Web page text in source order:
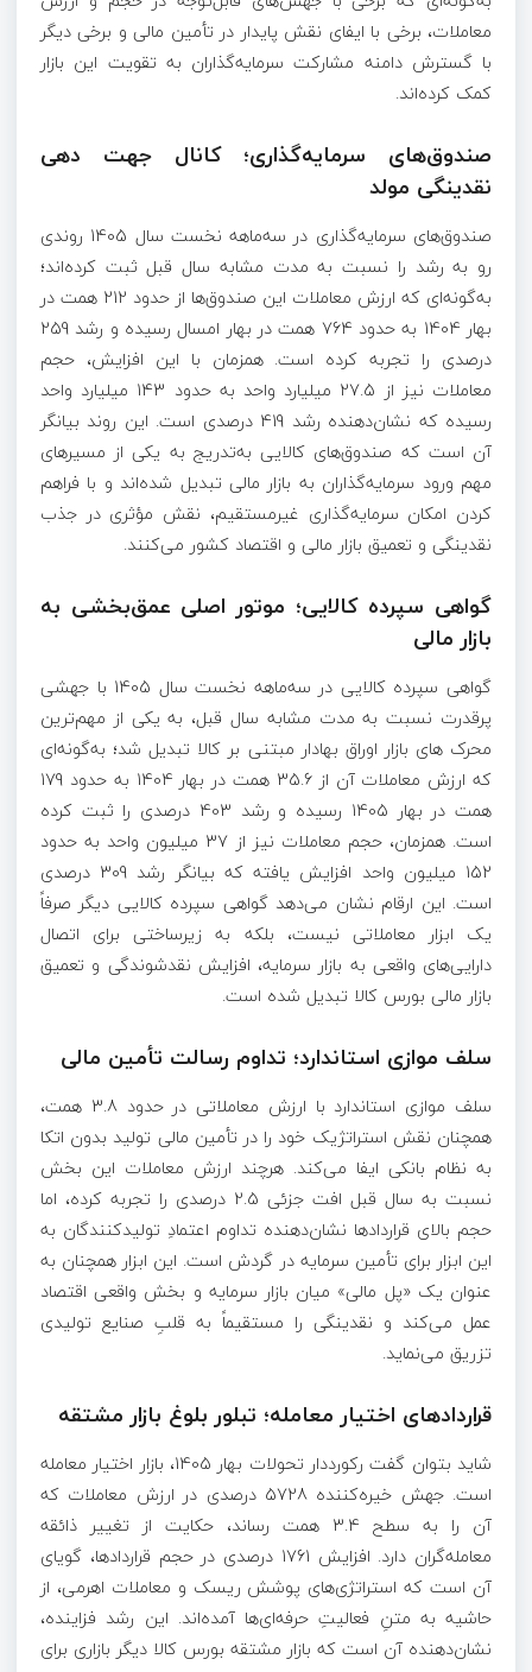
معاملات، برخی با ایفای نقش پایدار در تأمین مالی و برخی دیگر
با گسترش دامنه مشارکت سرمایه‌گذاران به تقویت این بازار
کمک کرده‌اند.
صندوق‌های سرمایه‌گذاری؛ کانال جهت دهی
نقدینگی مولد
صندوق‌های سرمایه‌گذاری در سه‌ماهه نخست سال 1405 روندی
رو به رشد را نسبت به مدت مشابه سال قبل ثبت کرده‌اند؛
به‌گونه‌ای که ارزش معاملات این صندوق‌ها از حدود 212 همت در
بهار 1404 به حدود 764 همت در بهار امسال رسیده و رشد 259
درصدی را تجربه کرده است. همزمان با این افزایش، حجم
معاملات نیز از 27.5 میلیارد واحد به حدود 143 میلیارد واحد
رسیده که نشان‌دهنده رشد 419 درصدی است. این روند بیانگر
آن است که صندوق‌های کالایی به‌تدریج به یکی از مسیرهای
مهم ورود سرمایه‌گذاران به بازار مالی تبدیل شده‌اند و با فراهم
کردن امکان سرمایه‌گذاری غیرمستقیم، نقش مؤثری در جذب
نقدینگی و تعمیق بازار مالی و اقتصاد کشور می‌کنند.
گواهی سپرده کالایی؛ موتور اصلی عمق‌بخشی به
بازار مالی
گواهی سپرده کالایی در سه‌ماهه نخست سال 1405 با جهشی
پرقدرت نسبت به مدت مشابه سال قبل، به یکی از مهم‌ترین
محرک های بازار اوراق بهادار مبتنی بر کالا تبدیل شد؛ به‌گونه‌ای
که ارزش معاملات آن از 35.6 همت در بهار 1404 به حدود 179
همت در بهار 1405 رسیده و رشد 403 درصدی را ثبت کرده
است. همزمان، حجم معاملات نیز از 37 میلیون واحد به حدود
152 میلیون واحد افزایش یافته که بیانگر رشد 309 درصدی
است. این ارقام نشان می‌دهد گواهی سپرده کالایی دیگر صرفاً
یک ابزار معاملاتی نیست، بلکه به زیرساختی برای اتصال
دارایی‌های واقعی به بازار سرمایه، افزایش نقدشوندگی و تعمیق
بازار مالی بورس کالا تبدیل شده است.
سلف موازی استاندارد؛ تداوم رسالت تأمین مالی
سلف موازی استاندارد با ارزش معاملاتی در حدود 3.8 همت،
همچنان نقش استراتژیک خود را در تأمین مالی تولید بدون اتکا
به نظام بانکی ایفا می‌کند. هرچند ارزش معاملات این بخش
نسبت به سال قبل افت جزئی 2.5 درصدی را تجربه کرده، اما
حجم بالای قراردادها نشان‌دهنده تداوم اعتمادِ تولیدکنندگان به
این ابزار برای تأمین سرمایه در گردش است. این ابزار همچنان به
عنوان یک «پل مالی» میان بازار سرمایه و بخش واقعی اقتصاد
عمل می‌کند و نقدینگی را مستقیماً به قلبِ صنایع تولیدی
تزریق می‌نماید.
قراردادهای اختیار معامله؛ تبلور بلوغ بازار مشتقه
شاید بتوان گفت رکورددار تحولات بهار 1405، بازار اختیار معامله
است. جهش خیره‌کننده 5728 درصدی در ارزش معاملات که
آن را به سطح 3.4 همت رساند، حکایت از تغییر ذائقه
معامله‌گران دارد. افزایش 1761 درصدی در حجم قراردادها، گویای
آن است که استراتژی‌های پوشش ریسک و معاملات اهرمی، از
حاشیه به متنِ فعالیتِ حرفه‌ای‌ها آمده‌اند. این رشد فزاینده،
نشان‌دهنده آن است که بازار مشتقه بورس کالا دیگر بازاری برای